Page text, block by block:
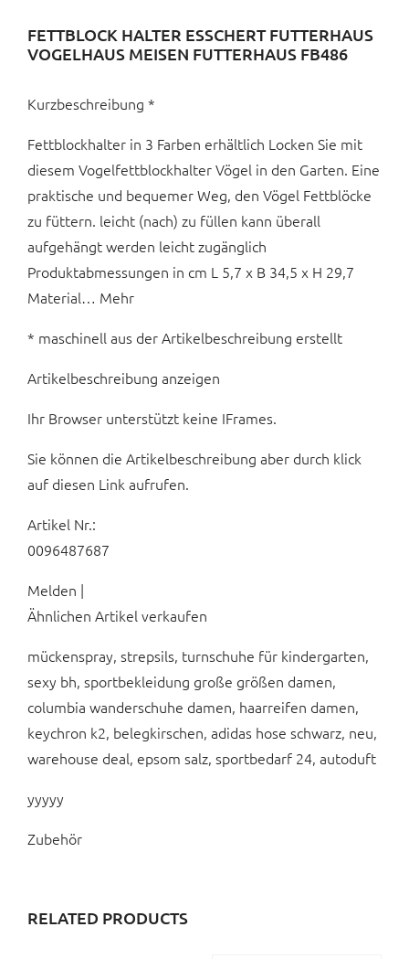
FETTBLOCK HALTER ESSCHERT FUTTERHAUS
VOGELHAUS MEISEN FUTTERHAUS FB486
Kurzbeschreibung *
Fettblockhalter in 3 Farben erhältlich Locken Sie mit
diesem Vogelfettblockhalter Vögel in den Garten. Eine
praktische und bequemer Weg, den Vögel Fettblöcke
zu füttern. leicht (nach) zu füllen kann überall
aufgehängt werden leicht zugänglich
Produktabmessungen in cm L 5,7 x B 34,5 x H 29,7
Material… Mehr
* maschinell aus der Artikelbeschreibung erstellt
Artikelbeschreibung anzeigen
Ihr Browser unterstützt keine IFrames.
Sie können die Artikelbeschreibung aber durch klick
auf diesen Link aufrufen.
Artikel Nr.:
0096487687
Melden |
Ähnlichen Artikel verkaufen
mückenspray, strepsils, turnschuhe für kindergarten,
sexy bh, sportbekleidung große größen damen,
columbia wanderschuhe damen, haarreifen damen,
keychron k2, belegkirschen, adidas hose schwarz, neu,
warehouse deal, epsom salz, sportbedarf 24, autoduft
yyyyy
Zubehör
RELATED PRODUCTS